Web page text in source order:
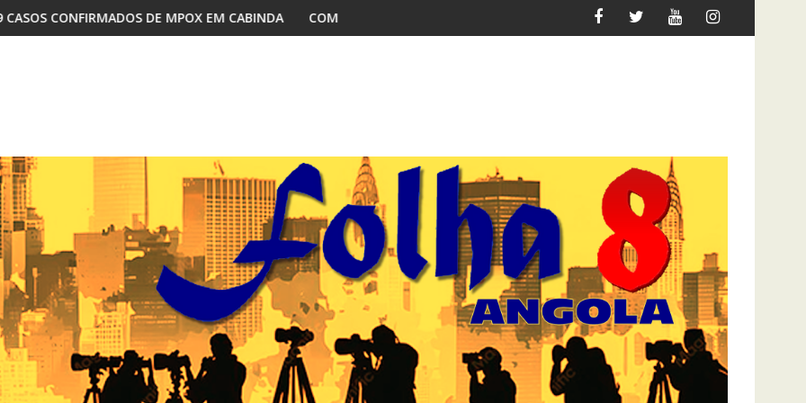
EM CABINDA COMO A DISPUTA INTERNA NO MPLA REDEFINE O JOGO PARA 2027DOCENTES DA ACADEMIA DO EXÉCITO EXIGEM